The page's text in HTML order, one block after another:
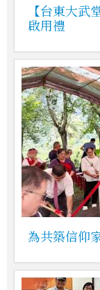
【台東大
啟用禮
為共築信仰